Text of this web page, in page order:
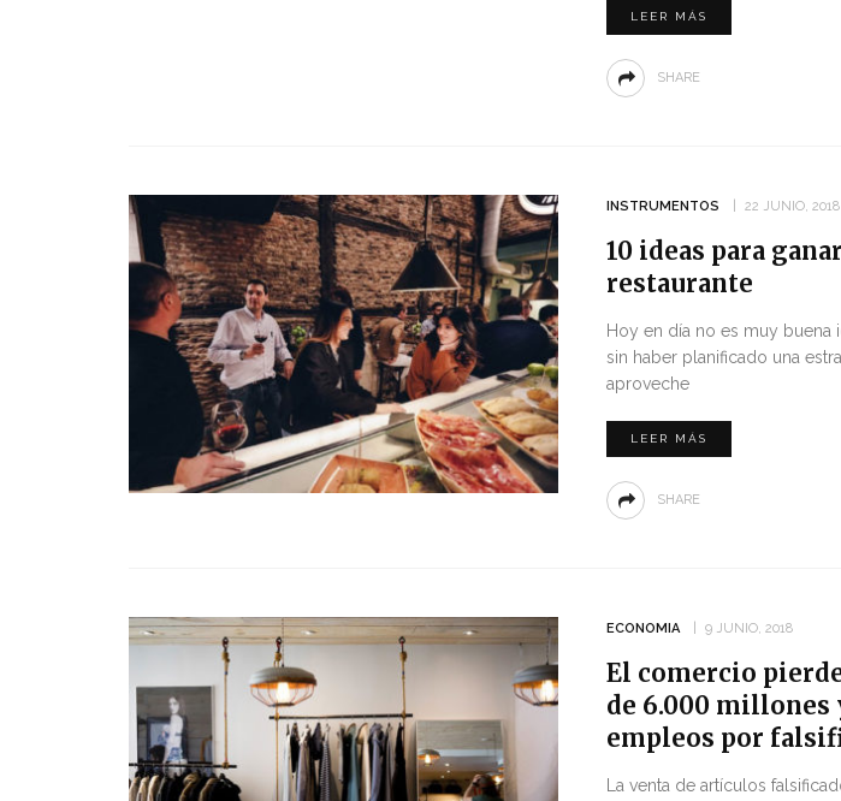
LEER MÁS
SHARE
INSTRUMENTOS 22 JUNIO, 2018
10 ideas para
restaurante
Hoy en día no es muy buena
sin haber planificado una
aproveche
LEER MÁS
SHARE
ECONOMIA 9 JUNIO, 2018
El comercio
de 6.000 millones
empleos por
La venta de artículos